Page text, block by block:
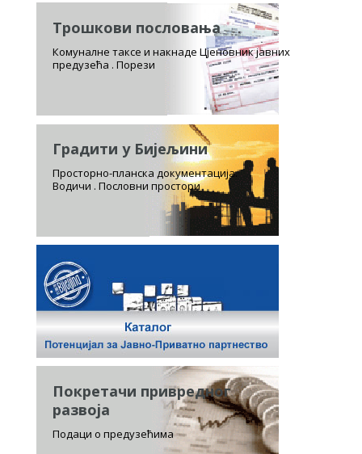
Трошкови пословања
Комуналне таксе и накнаде Цјеновник јавних
предузећа . Порези
Градити у Бијељини
Просторно-планска документација.
Водичи . Пословни простори
Покретачи привредног
развоја
Подаци о предузећима